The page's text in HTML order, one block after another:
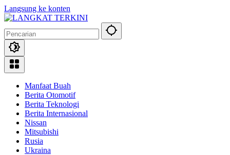
Langsung ke konten
Manfaat Buah
Berita Otomotif
Berita Teknologi
Berita Internasional
Nissan
Mitsubishi
Rusia
Ukraina